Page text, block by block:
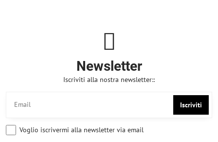
Newsletter
Iscriviti alla nostra newsletter::
Iscriviti
Voglio iscrivermi alla newsletter via email